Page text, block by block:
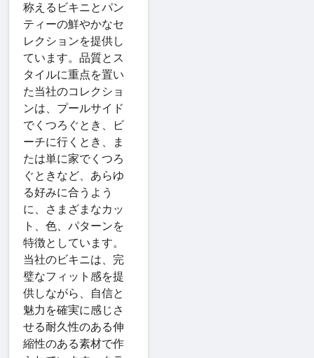
称えるビキニとパン
ティーの鮮やかなセ
レクションを提供し
ています。品質とス
タイルに重点を置い
た当社のコレクショ
ンは、プールサイド
でくつろぐとき、ビ
ーチに行くとき、ま
たは単に家でくつろ
ぐときなど、あらゆ
る好みに合うよう
に、さまざまなカッ
ト、色、パターンを
特徴としています。
当社のビキニは、完
璧なフィット感を提
供しながら、自信と
魅力を確実に感じさ
せる耐久性のある伸
縮性のある素材で作